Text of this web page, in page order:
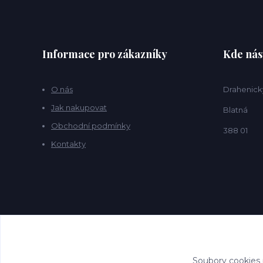
Informace pro zákazníky
O nás
Jak nakupovat
Obchodní podmínky
Kontakty
Kde
Blatná
388 01
Soubory